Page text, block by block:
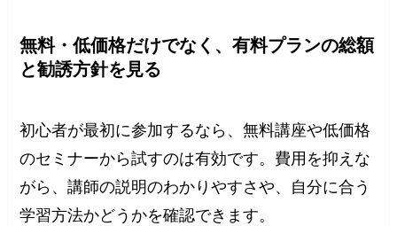
無料・低価格だけでなく、有料プランの総額
と勧誘方針を見る
初心者が最初に参加するなら、無料講座や低価格
のセミナーから試すのは有効です。費用を抑えな
がら、講師の説明のわかりやすさや、自分に合う
学習方法かどうかを確認できます。